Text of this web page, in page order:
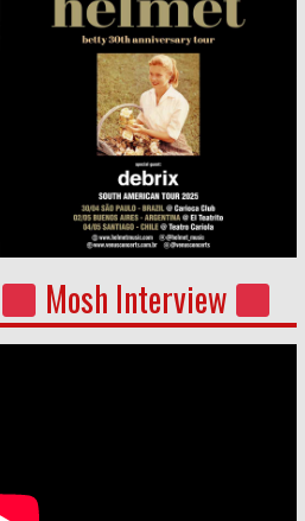
Mosh Interview